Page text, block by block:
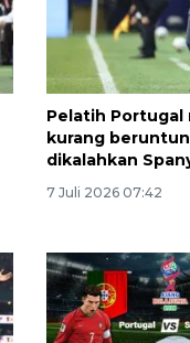
Pelatih Portugal
kurang
dikalahkan
7 Juli 2026 07:42